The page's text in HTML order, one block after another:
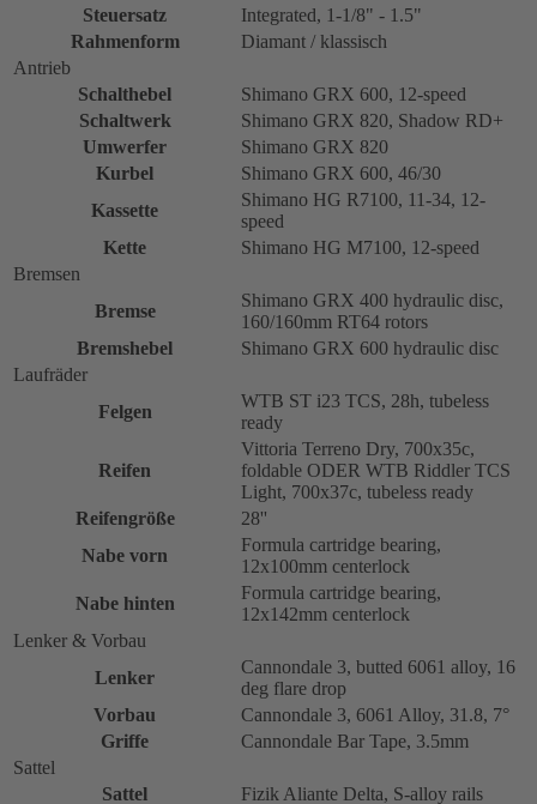
Steuersatz
Integrated, 1-1/8" - 1.5"
Rahmenform
Diamant / klassisch
Antrieb
Schalthebel
Shimano GRX 600, 12-speed
Schaltwerk
Shimano GRX 820, Shadow RD+
Umwerfer
Shimano GRX 820
Kurbel
Shimano GRX 600, 46/30
Kassette
Shimano HG R7100, 11-34, 12-
speed
Kette
Shimano HG M7100, 12-speed
Bremsen
Bremse
Shimano GRX 400 hydraulic disc,
160/160mm RT64 rotors
Bremshebel
Shimano GRX 600 hydraulic disc
Laufräder
Felgen
WTB ST i23 TCS, 28h, tubeless
ready
Reifen
Vittoria Terreno Dry, 700x35c,
foldable ODER WTB Riddler TCS
Light, 700x37c, tubeless ready
Reifengröße
28''
Nabe vorn
Formula cartridge bearing,
12x100mm centerlock
Nabe hinten
Formula cartridge bearing,
12x142mm centerlock
Lenker & Vorbau
Lenker
Cannondale 3, butted 6061 alloy, 16
deg flare drop
Vorbau
Cannondale 3, 6061 Alloy, 31.8, 7°
Griffe
Cannondale Bar Tape, 3.5mm
Sattel
Sattel
Fizik Aliante Delta, S-alloy rails